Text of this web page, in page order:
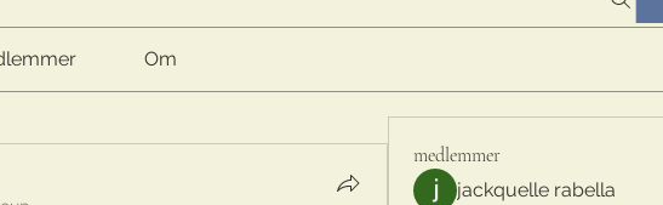
Om
medlemmer
jackquelle rabella